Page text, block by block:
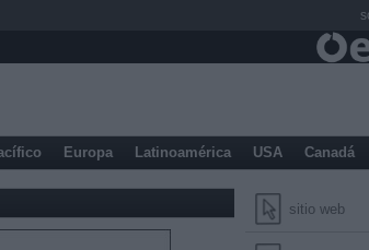
Europa Latinoamérica USA Canadá
sitio web